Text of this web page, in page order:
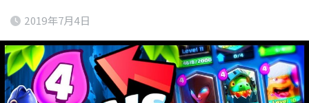
2019年7月4日